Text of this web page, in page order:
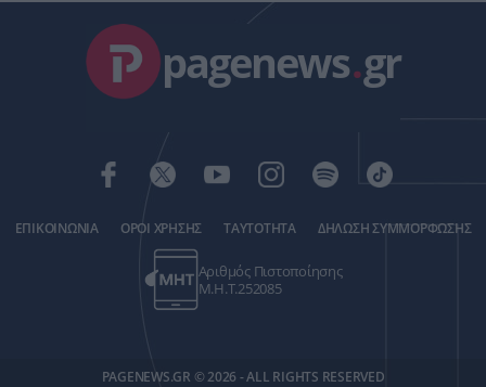
pagenews.gr
ΕΠΙΚΟΙΝΩΝΙΑ ΟΡΟΙ ΧΡΗΣΗΣ ΤΑΥΤΟΤΗΤΑ ΔΗΛΩΣΗ ΣΥΜΜΟΡΦΩΣΗΣ
Αριθμός Πιστοποίησης
Μ.Η.Τ.252085
PAGENEWS.GR © 2026 - ALL RIGHTS RESERVED